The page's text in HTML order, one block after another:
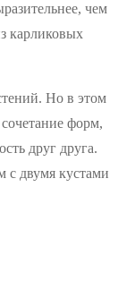
чем
карликовых
Но в этом
форм,
друг друга.
с двумя кустами